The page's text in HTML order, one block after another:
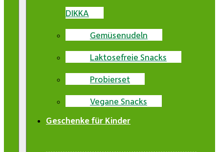
DIKKA
Gemüsenudeln
Laktosefreie Snacks
Probierset
Vegane Snacks
Geschenke für Kinder